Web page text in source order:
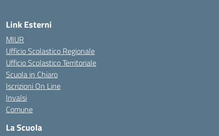
Link Esterni
MIUR
Ufficio Scolastico Regionale
Ufficio Scolastico Territoriale
Scuola in Chiaro
Iscrizioni On Line
Invalsi
Comune
La Scuola